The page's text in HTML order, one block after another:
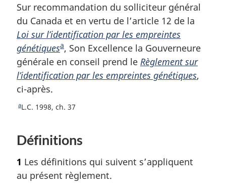
Sur recommandation du solliciteur général
du Canada et en vertu de l’article 12 de la
Loi sur l’identification par les empreintes
génétiquesN
o
t
d
a
s
d
a, Son Excellence la Gouverneure
générale en conseil prend le Règlement sur
l’identification par les empreintes génétiques,
ci-après.
R
r
à
aL.C. 1998, ch. 37
Définitions
1 Les définitions qui suivent s’appliquent
au présent règlement.